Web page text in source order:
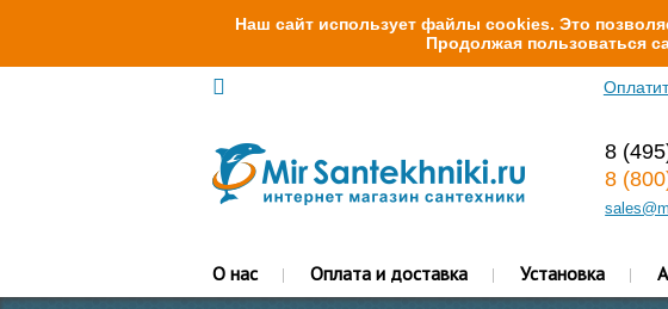
Наш сайт использует файлы cookies. Это
Продолжая пользоваться
8
8
О нас Оплата и доставка Установка